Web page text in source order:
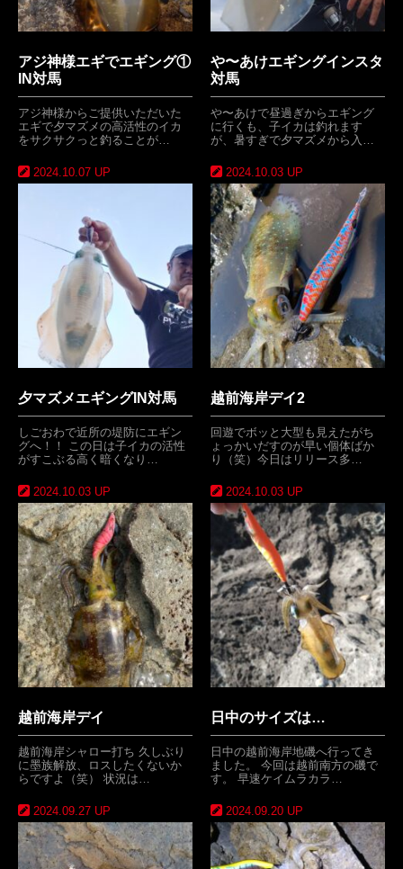
アジ神様エギでエギング①
IN対馬
アジ神様からご提供いただいた
エギで夕マズメの高活性のイカ
をサクサクっと釣ることが…
や〜あけエギングインスタ
対馬
や〜あけで昼過ぎからエギング
に行くも、子イカは釣れます
が、暑すぎで夕マズメから入…
2024.10.07 UP
夕マズメエギングIN対馬
しごおわで近所の堤防にエギン
グへ！！ この日は子イカの活性
がすこぶる高く暗くなり…
2024.10.03 UP
越前海岸デイ2
回遊でボッと大型も見えたがち
ょっかいだすのが早い個体ばか
り（笑）今日はリリース多…
2024.10.03 UP
越前海岸デイ
越前海岸シャロー打ち 久しぶり
に墨族解放、ロスしたくないか
らですよ（笑） 状況は…
2024.10.03 UP
日中のサイズは…
日中の越前海岸地磯へ行ってき
ました。 今回は越前南方の磯で
す。 早速ケイムラカラ…
2024.09.27 UP 2024.09.20 UP